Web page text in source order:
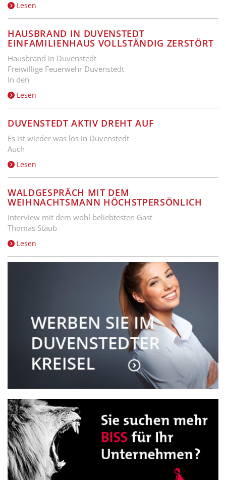
Lesen
HAUSBRAND IN DUVENSTEDT
EINFAMILIENHAUS VOLLSTÄNDIG ZERSTÖRT
Hausbrand in Duvenstedt
Freiwillige Feuerwehr Duvenstedt
In den
Lesen
DUVENSTEDT AKTIV DREHT AUF
Es ist wieder was los in Duvenstedt
Auch
Lesen
WALDGESPRÄCH MIT DEM
WEIHNACHTSMANN HÖCHSTPERSÖNLICH
Interview mit dem wohl beliebtesten Gast
Thomas Staub
Lesen